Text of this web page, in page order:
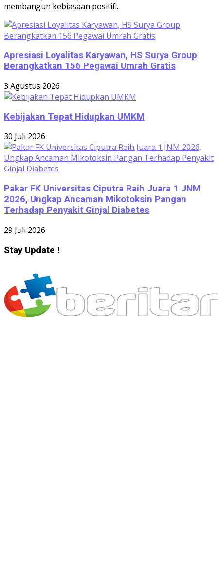
membangun kebiasaan positif...
Apresiasi Loyalitas Karyawan, HS Surya Group
Berangkatkan 156 Pegawai Umrah Gratis
3 Agustus 2026
Kebijakan Tepat Hidupkan UMKM
30 Juli 2026
Pakar FK Universitas Ciputra Raih Juara 1 JNM
2026, Ungkap Ancaman Mikotoksin Pangan
Terhadap Penyakit Ginjal Diabetes
29 Juli 2026
Stay Update !